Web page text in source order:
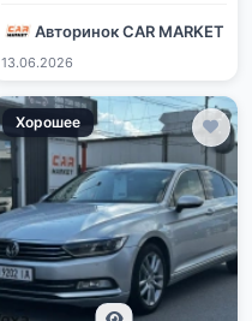
Авторинок CAR MARKET
13.06.2026
Хорошее